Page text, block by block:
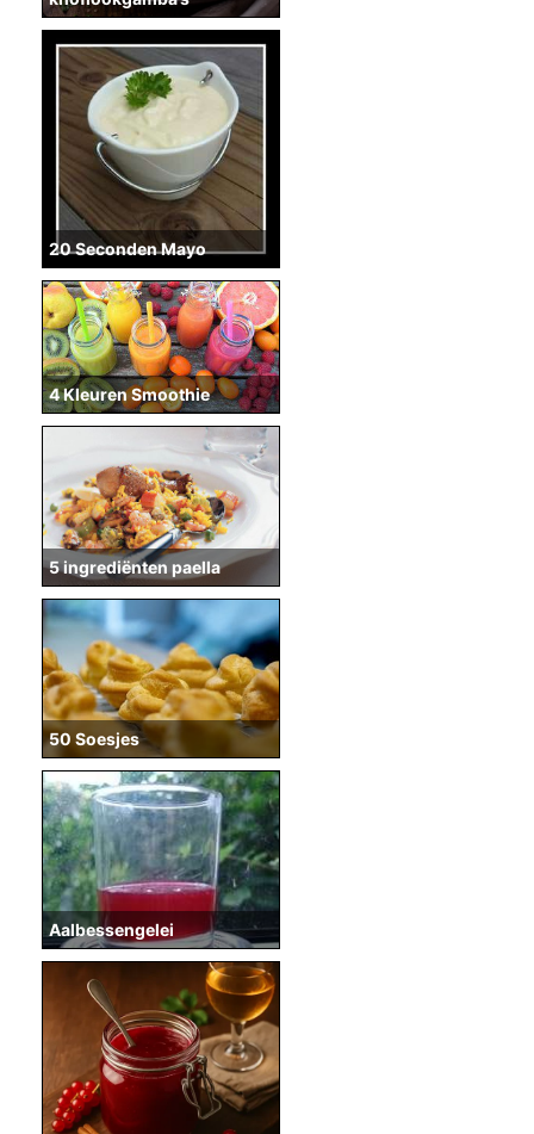
20 Seconden Mayo
4 Kleuren Smoothie
5 ingrediënten paella
50 Soesjes
Aalbessengelei